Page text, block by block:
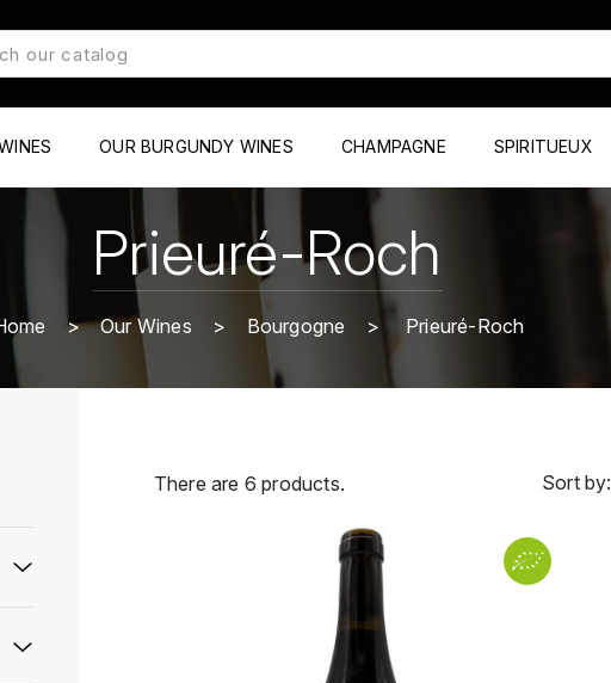
OUR BURGUNDY WINES CHAMPAGNE SPIRITUEUX
Prieuré-Roch
Our Wines Bourgogne Prieuré-Roch
There are 6 products. Sort by: